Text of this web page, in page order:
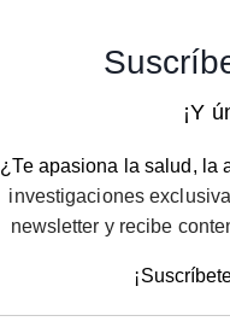
¡Y
¿Te apasiona la salud, la
investigaciones
newsletter y recibe